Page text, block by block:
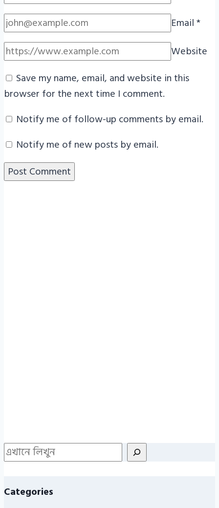
Email*
Website
Save my name, email, and website in this
browser for the next time I comment.
Notify me of follow-up comments by email.
Notify me of new posts by email.
Search
Categories